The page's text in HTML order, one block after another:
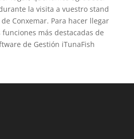
la visita a vuestro stand
Conxemar. Para hacer llegar
más destacadas de
de Gestión iTunaFish